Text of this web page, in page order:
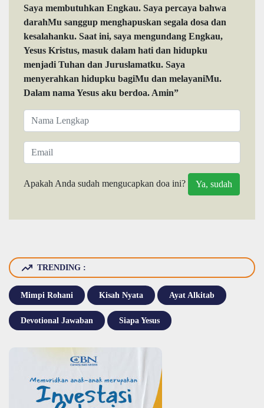
Saya membutuhkan Engkau. Saya percaya bahwa
darahMu sanggup menghapuskan segala dosa dan
kesalahanku. Saat ini, saya mengundang Engkau,
Yesus Kristus, masuk dalam hati dan hidupku
menjadi Tuhan dan Juruslamatku. Saya
menyerahkan hidupku bagiMu dan melayaniMu.
Dalam nama Yesus aku berdoa. Amin”
Apakah Anda sudah mengucapkan doa ini?
TRENDING :
Mimpi Rohani Kisah Nyata Ayat Alkitab
Devotional Jawaban Siapa Yesus